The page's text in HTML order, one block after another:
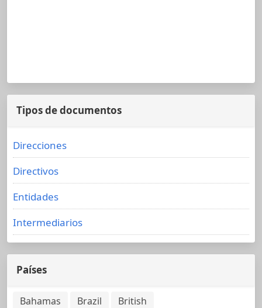
Tipos de documentos
Direcciones
Directivos
Entidades
Intermediarios
Países
Bahamas Brazil
British